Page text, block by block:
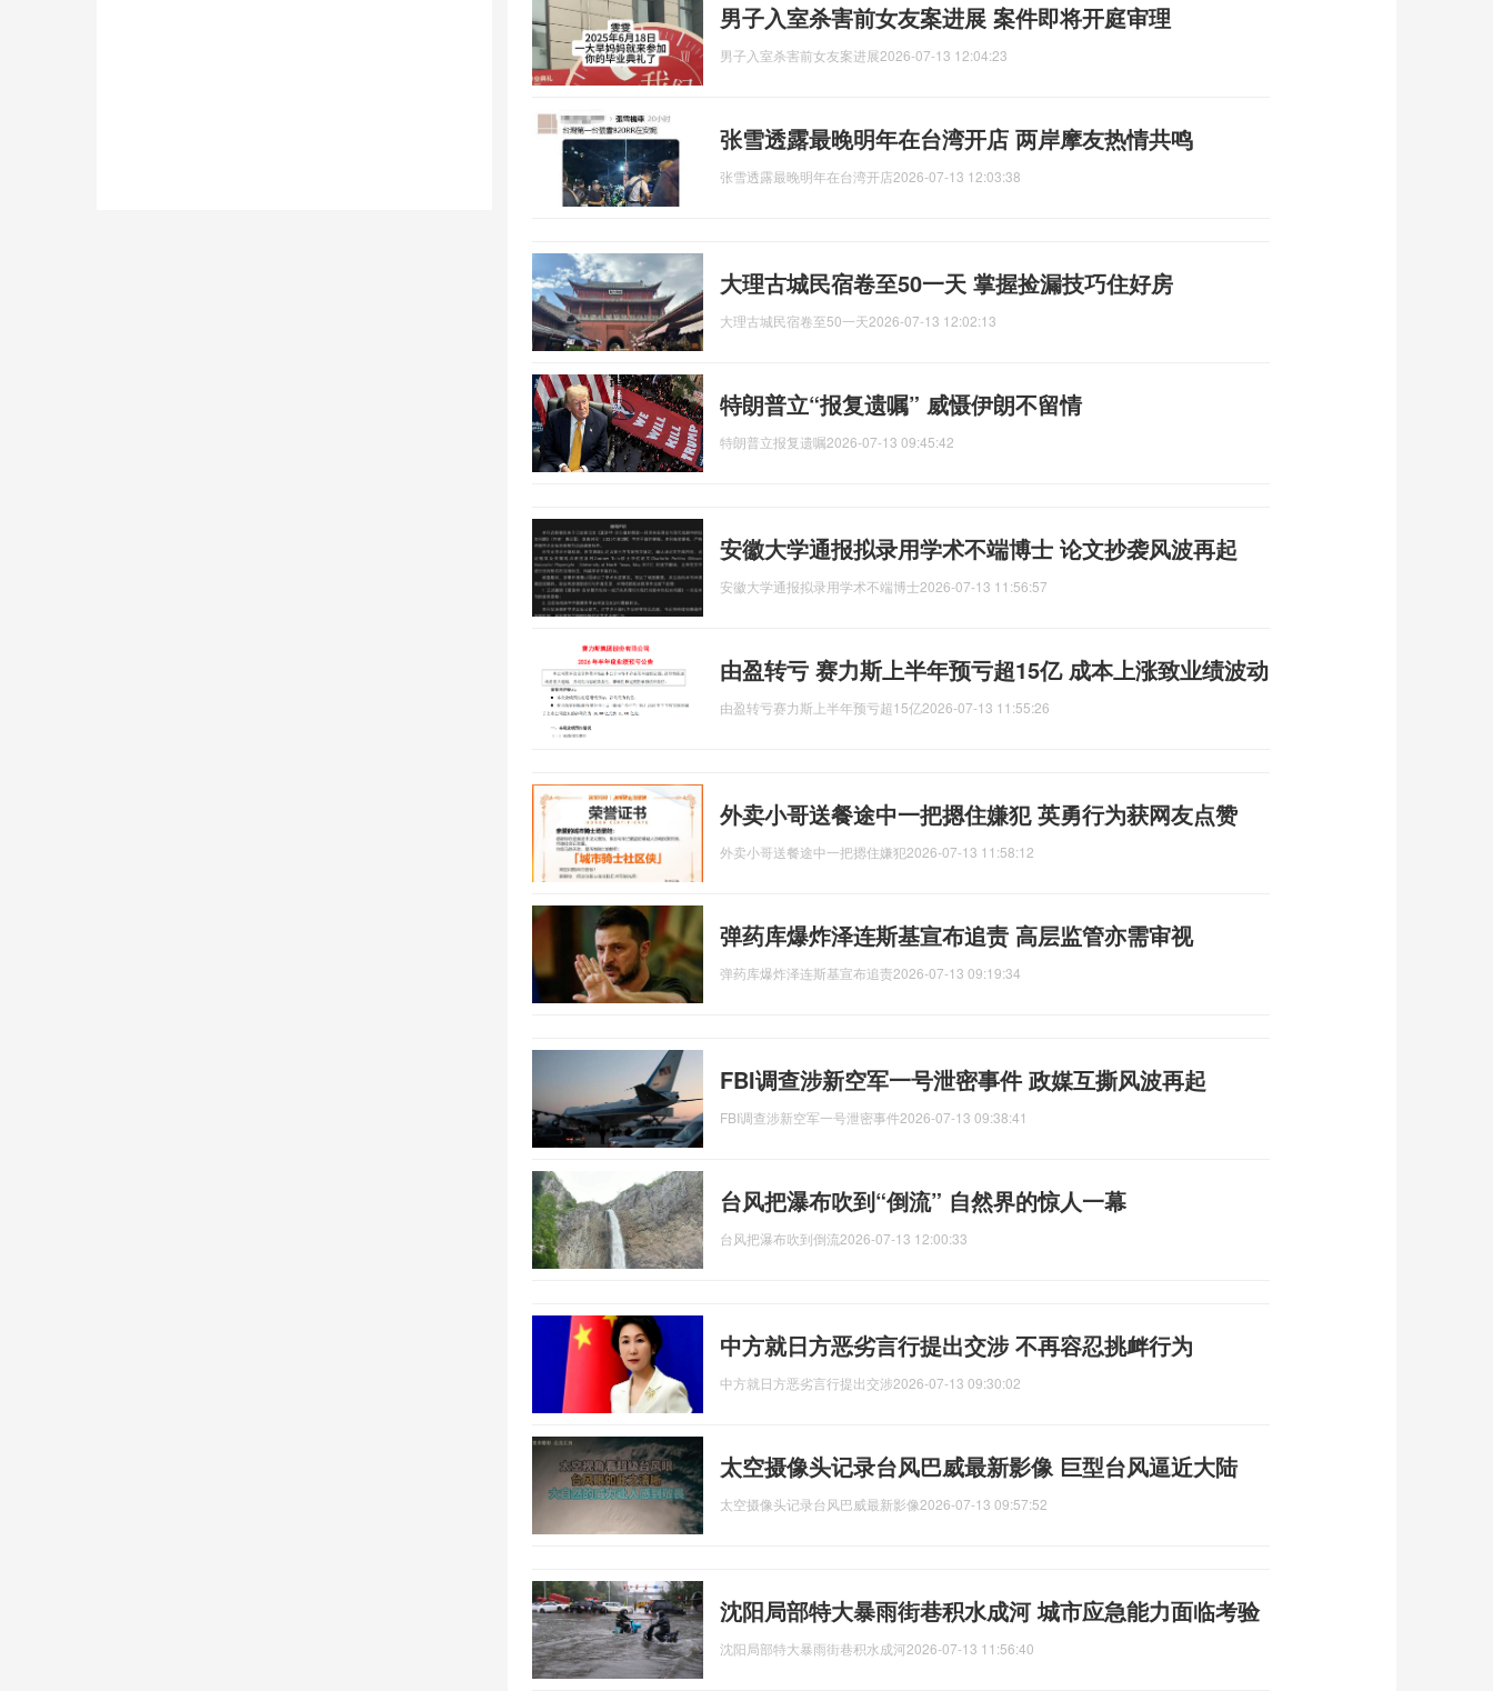
男子入室杀害前女友案进展 案件即将开庭审理
男子入室杀害前女友案进展2026-07-13 12:04:23
张雪透露最晚明年在台湾开店 两岸摩友热情共鸣
张雪透露最晚明年在台湾开店2026-07-13 12:03:38
大理古城民宿卷至50一天 掌握捡漏技巧住好房
大理古城民宿卷至50一天2026-07-13 12:02:13
特朗普立“报复遗嘱” 威慑伊朗不留情
特朗普立报复遗嘱2026-07-13 09:45:42
安徽大学通报拟录用学术不端博士 论文抄袭风波再起
安徽大学通报拟录用学术不端博士2026-07-13 11:56:57
由盈转亏 赛力斯上半年预亏超15亿 成本上涨致业绩波动
由盈转亏赛力斯上半年预亏超15亿2026-07-13 11:55:26
外卖小哥送餐途中一把摁住嫌犯 英勇行为获网友点赞
外卖小哥送餐途中一把摁住嫌犯2026-07-13 11:58:12
弹药库爆炸泽连斯基宣布追责 高层监管亦需审视
弹药库爆炸泽连斯基宣布追责2026-07-13 09:19:34
FBI调查涉新空军一号泄密事件 政媒互撕风波再起
FBI调查涉新空军一号泄密事件2026-07-13 09:38:41
台风把瀑布吹到“倒流” 自然界的惊人一幕
台风把瀑布吹到倒流2026-07-13 12:00:33
中方就日方恶劣言行提出交涉 不再容忍挑衅行为
中方就日方恶劣言行提出交涉2026-07-13 09:30:02
太空摄像头记录台风巴威最新影像 巨型台风逼近大陆
太空摄像头记录台风巴威最新影像2026-07-13 09:57:52
沈阳局部特大暴雨街巷积水成河 城市应急能力面临考验
沈阳局部特大暴雨街巷积水成河2026-07-13 11:56:40